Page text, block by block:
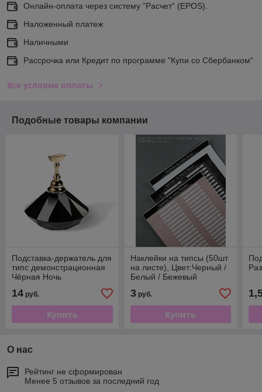
Онлайн-оплата через систему ”Расчет“ (EPOS).
Наложенный платеж
Наличными
Рассрочка или Кредит по программе "Купи со Сбербанком"
Все условия оплаты
Подобные товары компании
Подставка-держатель для
типс демонстрационная
Чёрная Ночь
14 руб.
Купить
Наклейки на типсы (50шт
на листе), Цвет:Черный /
Белый / Бежевый
3руб.
Купить
О нас
Рейтинг не сформирован
Менее 5 отзывов за последний год